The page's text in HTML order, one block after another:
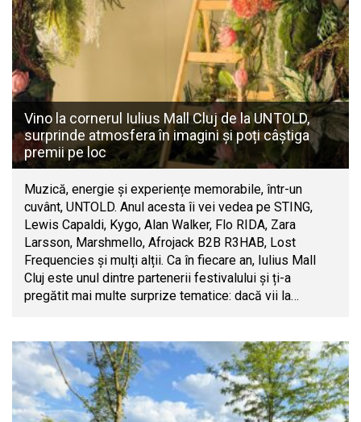
Vino la cornerul Iulius Mall Cluj de la UNTOLD,
surprinde atmosfera în imagini și poți câștiga
premii pe loc
Muzică, energie și experiențe memorabile, într-un
cuvânt, UNTOLD. Anul acesta îi vei vedea pe STING,
Lewis Capaldi, Kygo, Alan Walker, Flo RIDA, Zara
Larsson, Marshmello, Afrojack B2B R3HAB, Lost
Frequencies și mulți alții. Ca în fiecare an, Iulius Mall
Cluj este unul dintre partenerii festivalului și ți-a
pregătit mai multe surprize tematice: dacă vii la…